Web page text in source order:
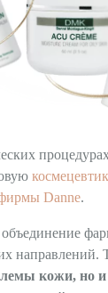
Danne.
направлений.
кожи, но и